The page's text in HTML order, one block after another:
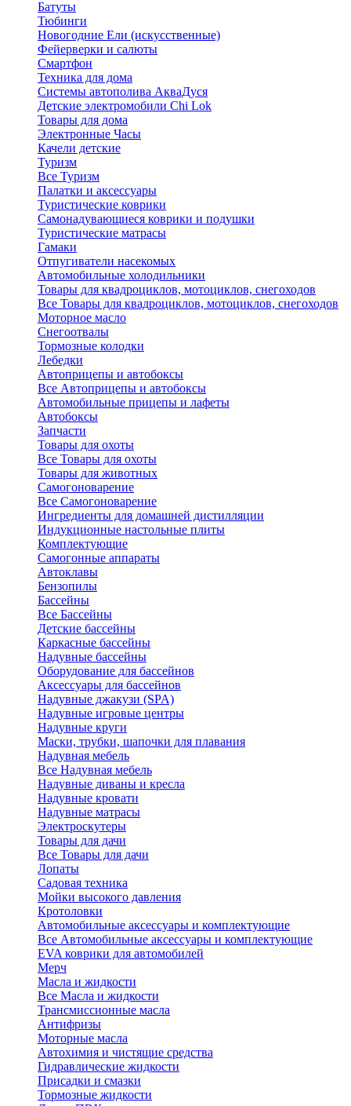
Батуты
Тюбинги
Новогодние Ели (искусственные)
Фейерверки и салюты
Смартфон
Техника для дома
Системы автополива АкваДуся
Детские электромобили Chi Lok
Товары для дома
Электронные Часы
Качели детские
Туризм
Все Туризм
Палатки и аксессуары
Туристические коврики
Самонадувающиеся коврики и подушки
Туристические матрасы
Гамаки
Отпугиватели насекомых
Автомобильные холодильники
Товары для квадроциклов, мотоциклов, снегоходов
Все Товары для квадроциклов, мотоциклов, снегоходов
Моторное масло
Снегоотвалы
Тормозные колодки
Лебедки
Автоприцепы и автобоксы
Все Автоприцепы и автобоксы
Автомобильные прицепы и лафеты
Автобоксы
Запчасти
Товары для охоты
Все Товары для охоты
Товары для животных
Самогоноварение
Все Самогоноварение
Ингредиенты для домашней дистилляции
Индукционные настольные плиты
Комплектующие
Самогонные аппараты
Автоклавы
Бензопилы
Бассейны
Все Бассейны
Детские бассейны
Каркасные бассейны
Надувные бассейны
Оборудование для бассейнов
Аксессуары для бассейнов
Надувные джакузи (SPA)
Надувные игровые центры
Надувные круги
Маски, трубки, шапочки для плавания
Надувная мебель
Все Надувная мебель
Надувные диваны и кресла
Надувные кровати
Надувные матрасы
Электроскутеры
Товары для дачи
Все Товары для дачи
Лопаты
Садовая техника
Мойки высокого давления
Кротоловки
Автомобильные аксессуары и комплектующие
Все Автомобильные аксессуары и комплектующие
EVA коврики для автомобилей
Мерч
Масла и жидкости
Все Масла и жидкости
Трансмиссионные масла
Антифризы
Моторные масла
Автохимия и чистящие средства
Гидравлические жидкости
Присадки и смазки
Тормозные жидкости